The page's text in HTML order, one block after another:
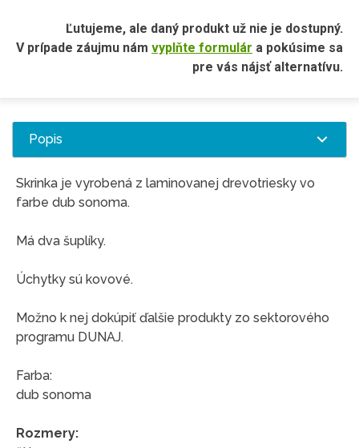
Ľutujeme, ale daný produkt už nie je dostupný.
V prípade záujmu nám vyplňte formulár a pokúsime sa
pre vás nájsť alternatívu.
Popis
Skrinka je vyrobená z laminovanej drevotriesky vo
farbe dub sonoma.
Má dva šuplíky.
Úchytky sú kovové.
Možno k nej dokúpiť ďalšie produkty zo sektorového
programu DUNAJ.
Farba:
dub sonoma
Rozmery: